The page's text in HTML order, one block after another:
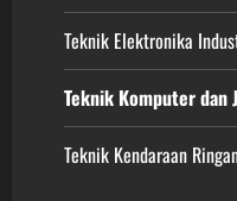
Teknik Elektronika
Teknik Komputer dan
Teknik Kendaraan